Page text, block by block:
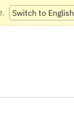
Switch to English